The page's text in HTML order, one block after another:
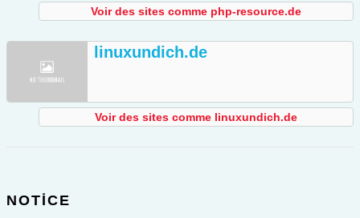
Voir des sites comme php-resource.de
linuxundich.de
Voir des sites comme linuxundich.de
NOTICE